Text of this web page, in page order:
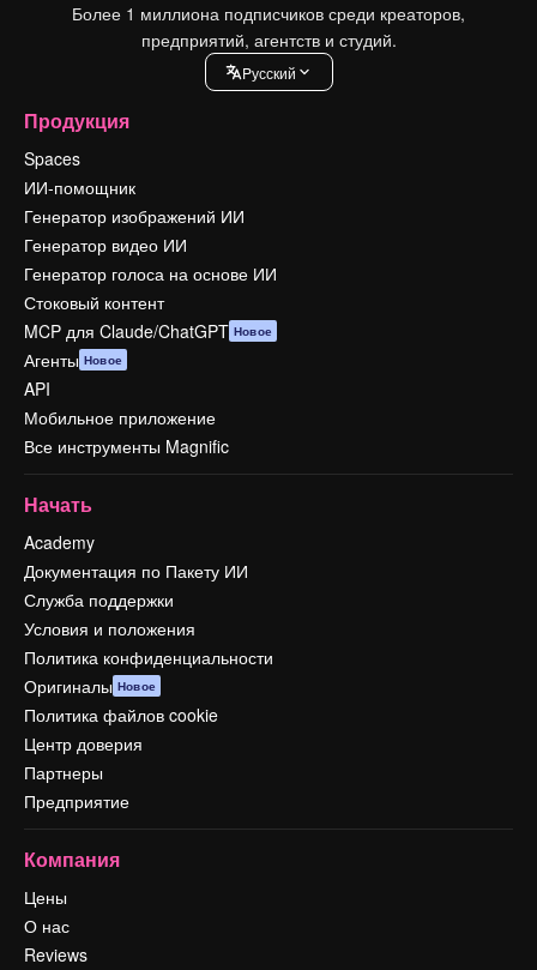
Более 1 миллиона подписчиков среди креаторов,
предприятий, агентств и студий.
Pусский
Продукция
Spaces
ИИ-помощник
Генератор изображений ИИ
Генератор видео ИИ
Генератор голоса на основе ИИ
Стоковый контент
MCP для Claude/ChatGPT Новое
Агенты Новое
API
Мобильное приложение
Все инструменты Magnific
Начать
Academy
Документация по Пакету ИИ
Служба поддержки
Условия и положения
Политика конфиденциальности
Оригиналы Новое
Политика файлов cookie
Центр доверия
Партнеры
Предприятие
Компания
Цены
О нас
Reviews